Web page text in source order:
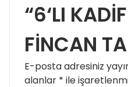
“6‘LI
FİNCAN
E-posta adresiniz
alanlar * ile